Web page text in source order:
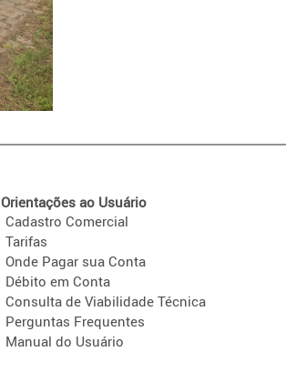
Orientações ao Usuário
Cadastro Comercial
Tarifas
Onde Pagar sua Conta
Débito em Conta
Consulta de Viabilidade Técnica
Perguntas Frequentes
Manual do Usuário